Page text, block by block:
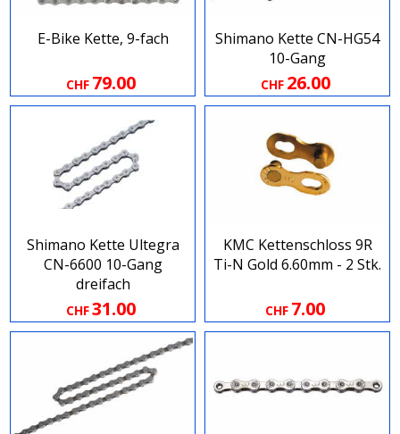
E-Bike Kette, 9-fach
CHF 79.00
Shimano Kette CN-HG54
10-Gang
CHF 26.00
Shimano Kette Ultegra
CN-6600 10-Gang
dreifach
CHF31.00
KMC Kettenschloss 9R
Ti-N Gold 6.60mm - 2 Stk.
CHF 7.00